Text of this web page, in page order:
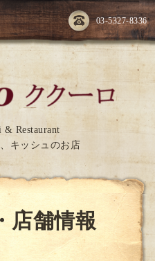
03-5327-8336
& Restaurant
キッシュのお店
店舗情報